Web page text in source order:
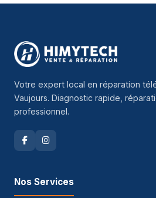
Votre expert local en réparation
Vaujours. Diagnostic rapide,
professionnel.
Nos Services